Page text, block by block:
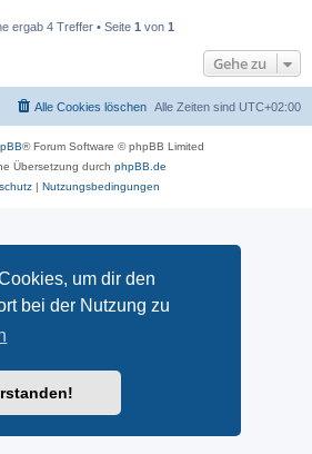
um dir den
bei der Nutzung zu
ergab 4 Treffer • Seite 1 von 1
Gehe zu
Alle Zeiten sind UTC+02:00
Alle Cookies löschen
® Forum Software © phpBB Limited
Übersetzung durch phpBB.de
| Nutzungsbedingungen